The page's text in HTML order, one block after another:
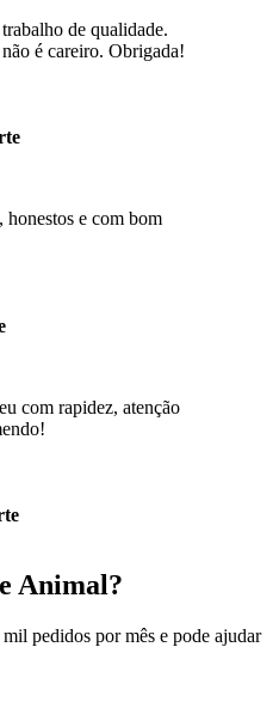
de qualidade.
é careiro. Obrigada!
honestos e com bom
com rapidez, atenção
Animal?
pedidos por mês e pode ajudar